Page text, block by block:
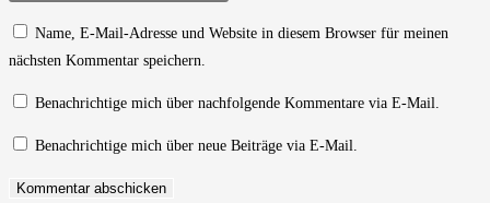
Benutzernamen
Kommentieren
zum
ein
ein
Name, E-Mail-Adresse und Website in diesem Browser für meinen
nächsten Kommentar speichern.
Benachrichtige mich über nachfolgende Kommentare via E-Mail.
Benachrichtige mich über neue Beiträge via E-Mail.